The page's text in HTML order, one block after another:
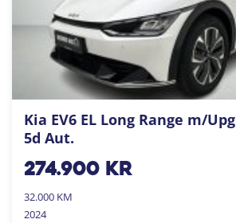
Kia EV6 EL Long Range m/
5d Aut.
274.900kr
32.000 KM
2024